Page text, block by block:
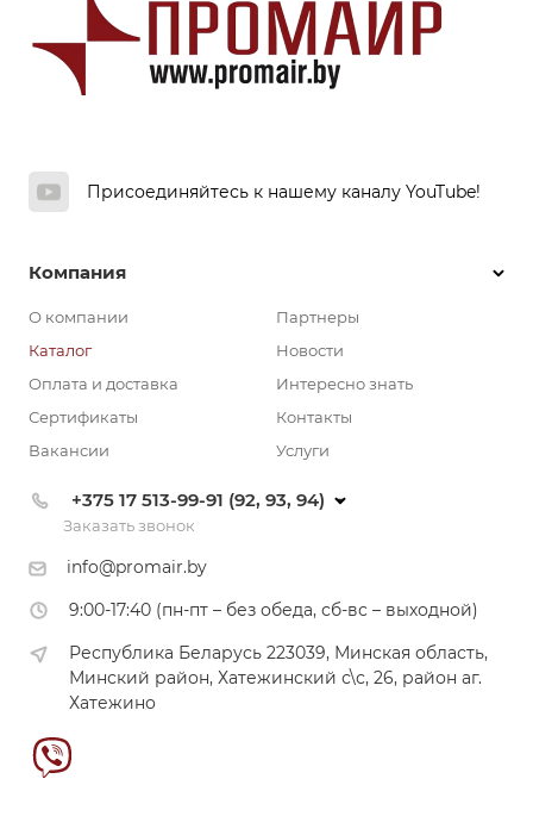
Присоединяйтесь к нашему каналу YouTube!
Компания
О компании
Каталог
Оплата и доставка
Сертификаты
Вакансии
Партнеры
Новости
Интересно знать
Контакты
Услуги
+375 17 513-99-91 (92, 93, 94)
Заказать звонок
info@promair.by
9:00-17:40 (пн-пт – без обеда, сб-вс – выходной)
Республика Беларусь 223039, Минская область,
Минский район, Хатежинский с\с, 26, район аг.
Хатежино